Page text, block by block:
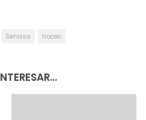
Senasa troceo